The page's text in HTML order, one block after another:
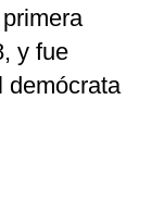
y fue
demócrata